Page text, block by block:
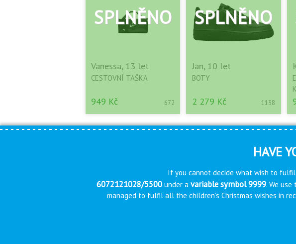
Vanessa, 13 let
CESTOVNÍ TAŠKA
949 Kč 672
Jan, 10 let
BOTY
2 279 Kč 1138
HAVE
If you cannot decide what wish to
6072121028/5500 under a variable symbol 9999. We
managed to fulfil all the children’s Christmas wishes in